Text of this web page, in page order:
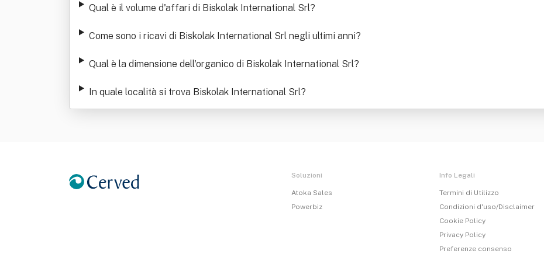
Qual è il volume d'affari di Biskolak International Srl?
Come sono i ricavi di Biskolak International Srl negli ultimi anni?
Qual è la dimensione dell'organico di Biskolak International Srl?
In quale località si trova Biskolak International Srl?
Soluzioni
Atoka Sales
Powerbiz
Info Legali
Termini di Utilizzo
Condizioni d'uso/Disclaimer
Cookie Policy
Privacy Policy
Preferenze consenso